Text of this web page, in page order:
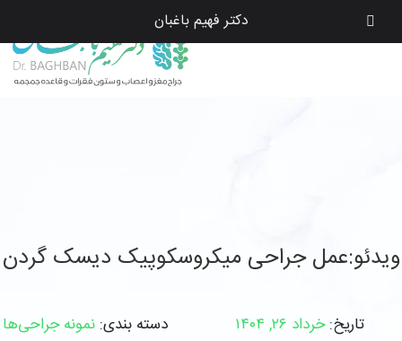
دکتر فهیم باغبان
ویدئو:عمل جراحی میکروسکوپیک دیسک گردن
تاریخ:خرداد ۲۶, ۱۴۰۴ دسته بندی:نمونه جراحی‌ها